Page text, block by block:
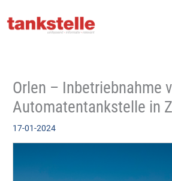
Inhalt
Orlen – Inbetriebnahme
Automatentankstelle in
17-01-2024